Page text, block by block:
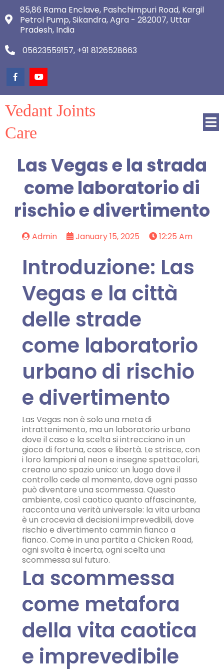
85,86 Rama Enclave, Pashchimpuri Road, Kargil
Petrol Pump, Sikandra, Agra - 282007, Uttar
Pradesh, India
05623559157, +91 8126528663
Vedant Joints
Care
Las Vegas e la strada
come laboratorio di
rischio e divertimento
Admin January 15, 2025 12:25 Am
Introduzione: Las
Vegas e la città
delle strade
come laboratorio
urbano di rischio
e divertimento
Las Vegas non è solo una meta di
intrattenimento, ma un laboratorio urbano
dove il caso e la scelta si intrecciano in un
gioco di fortuna, caos e libertà. Le strisce, con
i loro lampioni al neon e insegne spettacolari,
creano uno spazio unico: un luogo dove il
controllo cede al momento, dove ogni passo
può diventare una scommessa. Questo
ambiente, così caotico quanto affascinante,
racconta una verità universale: la vita urbana
è un crocevia di decisioni imprevedibili, dove
rischio e divertimento cammin fianco a
fianco. Come in una partita a Chicken Road,
ogni svolta è incerta, ogni scelta una
scommessa sul futuro.
La scommessa
come metafora
della vita caotica
e imprevedibile